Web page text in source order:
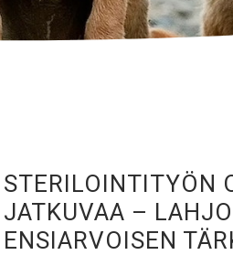
STERILOINTITYÖN
JATKUVAA –
ENSIARVOISEN